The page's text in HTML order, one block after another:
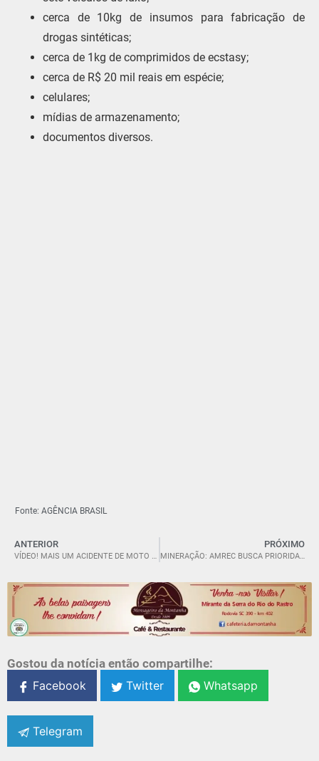
cerca de 10kg de insumos para fabricação de
drogas sintéticas;
cerca de 1kg de comprimidos de ecstasy;
⁠cerca de R$ 20 mil reais em espécie;
celulares;
mídias de armazenamento;
documentos diversos.
Fonte: AGÊNCIA BRASIL
ANTERIOR
VÍDEO! MAIS UM ACIDENTE DE MOTO É REGISTRADO EM ORLEANS/SC
PRÓXIMO
MINERAÇÃO: AMREC BUSCA PRIORIDADE PARA REGULARIZAÇÃO DE PROCESSOS JUNTO À ANM.
Gostou da notícia então compartilhe:
Facebook
Twitter Whatsapp
Telegram